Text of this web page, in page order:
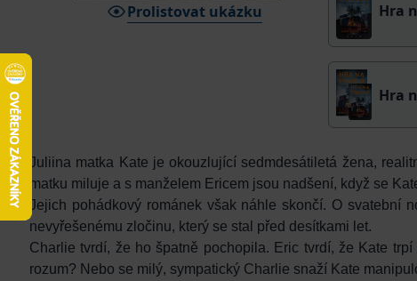
Prolistovat ukázku Hra
Hra
Juliina matka Kate je okouzlující sedmdesátiletá žena,
matku miluje a s manželem Ericem jsou nadšení, když se
Jejich pohádkový románek však náhle skončí. O svatební
nevyřešenému zločinu, který se stal před desítkami let.
Charlie tvrdí, že ho špatně pochopila. Eric tvrdí, že Kate
rozum? Nebo se milý, sympatický Charlie snaží Kate